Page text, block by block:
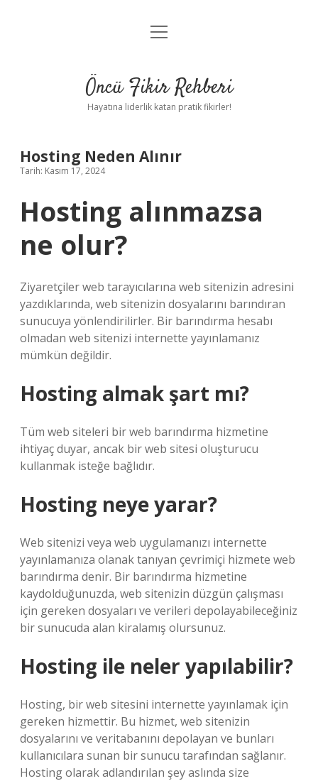
Anasayfa
Yasal Uyarı
menüyü
Öncü Fikir Rehberi
Hayatına liderlik katan pratik fikirler!
Hosting Neden Alınır
Tarih: Kasım 17, 2024
Hosting alınmazsa
ne olur?
Ziyaretçiler web tarayıcılarına web sitenizin adresini
yazdıklarında, web sitenizin dosyalarını barındıran
sunucuya yönlendirilirler. Bir barındırma hesabı
olmadan web sitenizi internette yayınlamanız
mümkün değildir.
Hosting almak şart mı?
Tüm web siteleri bir web barındırma hizmetine
ihtiyaç duyar, ancak bir web sitesi oluşturucu
kullanmak isteğe bağlıdır.
Hosting neye yarar?
Web sitenizi veya web uygulamanızı internette
yayınlamanıza olanak tanıyan çevrimiçi hizmete web
barındırma denir. Bir barındırma hizmetine
kaydolduğunuzda, web sitenizin düzgün çalışması
için gereken dosyaları ve verileri depolayabileceğiniz
bir sunucuda alan kiralamış olursunuz.
Hosting ile neler yapılabilir?
Hosting, bir web sitesini internette yayınlamak için
gereken hizmettir. Bu hizmet, web sitenizin
dosyalarını ve veritabanını depolayan ve bunları
kullanıcılara sunan bir sunucu tarafından sağlanır.
Hosting olarak adlandırılan şey aslında size